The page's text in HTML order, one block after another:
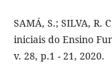
SAMÁ, S.; SILVA, R.
iniciais do Ensino
v. 28, p.1 - 21, 2020.